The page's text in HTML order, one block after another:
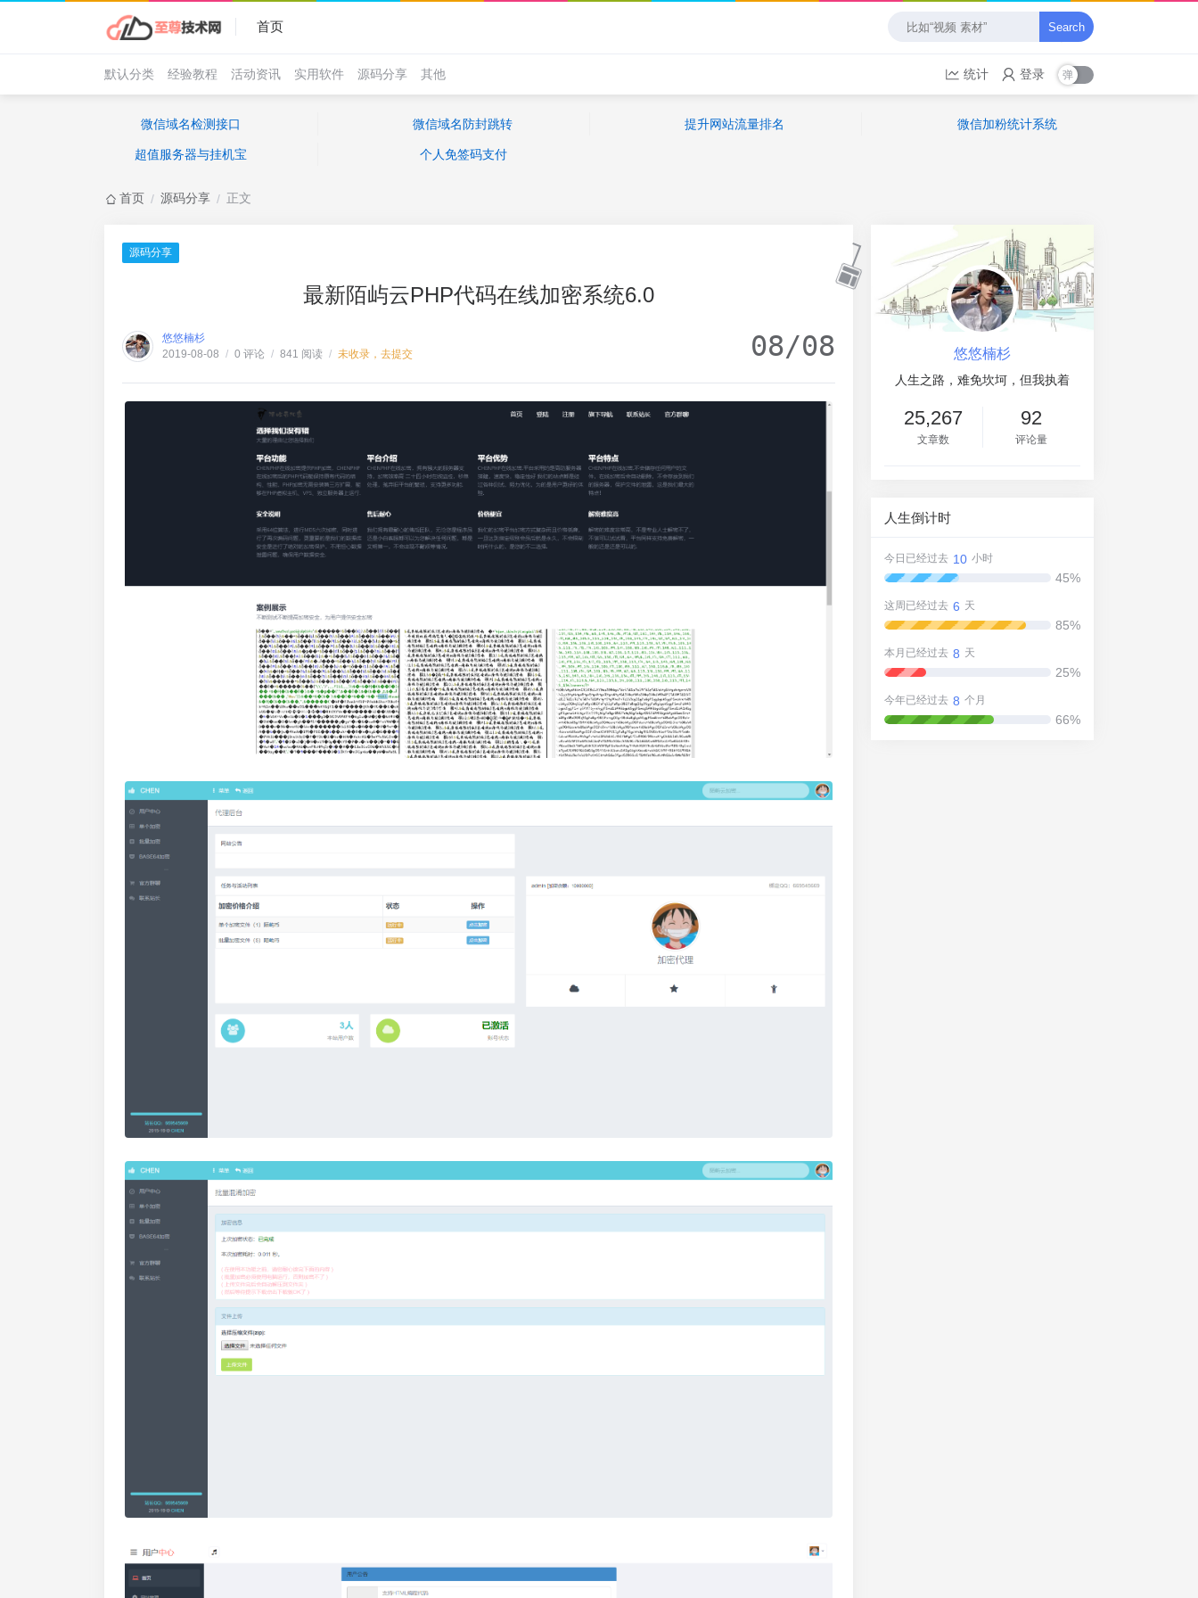
首页 Search
默认分类 经验教程 活动资讯 实用软件 源码分享 其他 统计 登录
微信域名检测接口 微信域名防封跳转 提升网站流量排名 微信加粉统计系统
超值服务器与挂机宝 个人免签码支付
首页 / 源码分享 / 正文
源码分享
最新陌屿云PHP代码在线加密系统6.0
悠悠楠杉
2019-08-08 / 0 评论 / 841 阅读 / 未收录，去提交 08/08 悠悠楠杉
人生之路，难免坎坷，但我执着
25,267
文章数
92
评论量
人生倒计时
今日已经过去 10 小时
45%
这周已经过去 6 天
85%
本月已经过去 8 天
25%
今年已经过去 8 个月
66%